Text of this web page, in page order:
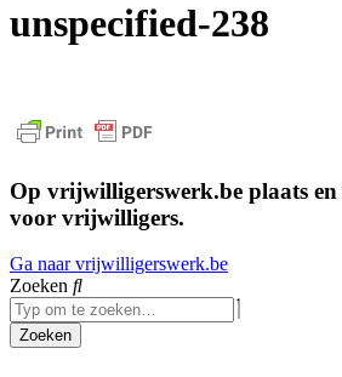
unspecified-238
Op vrijwilligerswerk.be plaats
voor vrijwilligers.
Ga naar vrijwilligerswerk.be
Zoeken
Zoeken